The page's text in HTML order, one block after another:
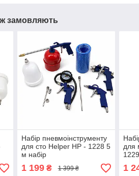
замовляють
Набір пневмоінструменту
для сто Helper HP - 1228 5
м набір
пневмоінструменту для
майстерні
1 199₴ 1 399 ₴
для
1